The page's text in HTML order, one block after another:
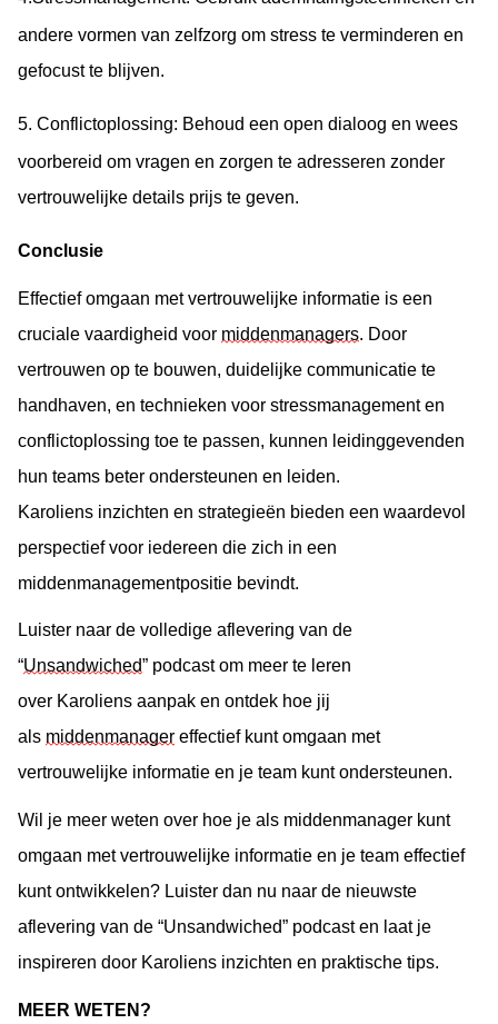
andere vormen van zelfzorg om stress te verminderen en
gefocust te blijven.
5. Conflictoplossing: Behoud een open dialoog en wees
voorbereid om vragen en zorgen te adresseren zonder
vertrouwelijke details prijs te geven.
Conclusie
Effectief omgaan met vertrouwelijke informatie is een
cruciale vaardigheid voor middenmanagers. Door
vertrouwen op te bouwen, duidelijke communicatie te
handhaven, en technieken voor stressmanagement en
conflictoplossing toe te passen, kunnen leidinggevenden
hun teams beter ondersteunen en leiden.
Karoliens inzichten en strategieën bieden een waardevol
perspectief voor iedereen die zich in een
middenmanagementpositie bevindt.
Luister naar de volledige aflevering van de
“Unsandwiched” podcast om meer te leren
over Karoliens aanpak en ontdek hoe jij
als middenmanager effectief kunt omgaan met
vertrouwelijke informatie en je team kunt ondersteunen.
Wil je meer weten over hoe je als middenmanager kunt
omgaan met vertrouwelijke informatie en je team effectief
kunt ontwikkelen? Luister dan nu naar de nieuwste
aflevering van de “Unsandwiched” podcast en laat je
inspireren door Karoliens inzichten en praktische tips.
MEER WETEN?